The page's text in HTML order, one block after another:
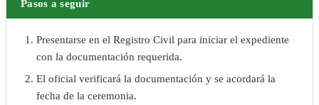
Pasos a seguir
Presentarse en el Registro Civil para iniciar el expediente
con la documentación requerida.
El oficial verificará la documentación y se acordará la
fecha de la ceremonia.